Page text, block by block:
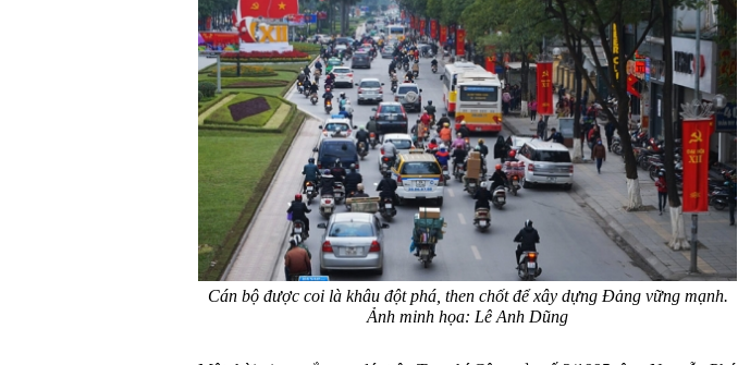
Cán bộ được coi là khâu đột phá, then chốt để xây dựng Đảng vững mạnh.
Ảnh minh họa: Lê Anh Dũng